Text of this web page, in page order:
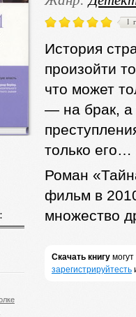
1
История
произойти
что может
— на брак, а
только его…
Роман
фильм в
множество
Скачать книгумогут
зарегистрируйтесть